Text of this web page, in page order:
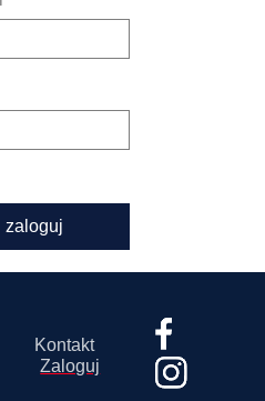
zaloguj
Kontakt
Zaloguj